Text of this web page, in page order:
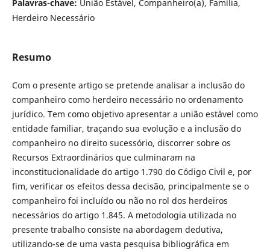
Palavras-chave: União Estável, Companheiro(a), Família,
Herdeiro Necessário
Resumo
Com o presente artigo se pretende analisar a inclusão do
companheiro como herdeiro necessário no ordenamento
jurídico. Tem como objetivo apresentar a união estável como
entidade familiar, traçando sua evolução e a inclusão do
companheiro no direito sucessório, discorrer sobre os
Recursos Extraordinários que culminaram na
inconstitucionalidade do artigo 1.790 do Código Civil e, por
fim, verificar os efeitos dessa decisão, principalmente se o
companheiro foi incluído ou não no rol dos herdeiros
necessários do artigo 1.845. A metodologia utilizada no
presente trabalho consiste na abordagem dedutiva,
utilizando-se de uma vasta pesquisa bibliográfica em